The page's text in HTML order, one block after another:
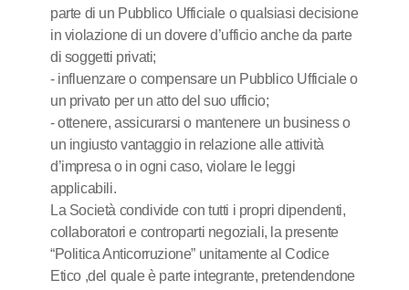
parte di un Pubblico Ufficiale o qualsiasi decisione
in violazione di un dovere d’ufficio anche da parte
di soggetti privati;
- influenzare o compensare un Pubblico Ufficiale o
un privato per un atto del suo ufficio;
- ottenere, assicurarsi o mantenere un business o
un ingiusto vantaggio in relazione alle attività
d’impresa o in ogni caso, violare le leggi
applicabili.
La Società condivide con tutti i propri dipendenti,
collaboratori e controparti negoziali, la presente
“Politica Anticorruzione” unitamente al Codice
Etico ,del quale è parte integrante, pretendendone